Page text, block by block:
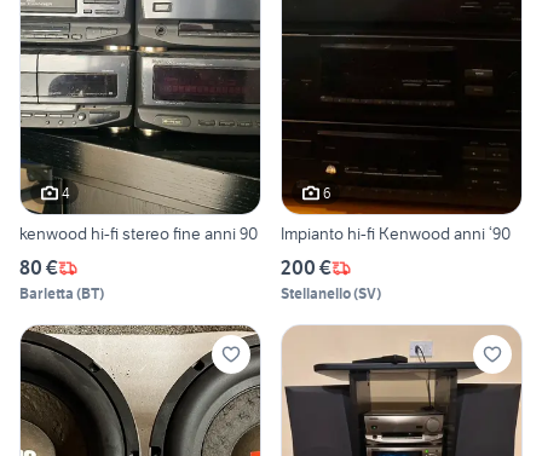
4
kenwood hi-fi stereo fine anni 90
80 €
Barletta (BT)
6
Impianto hi-fi Kenwood anni ‘90
200 €
Stellanello(SV)